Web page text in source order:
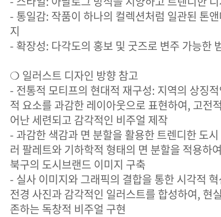
- 통일감: 작품이 하나의 컬렉션처럼 일관된 톤
지
- 확장성: 다각도의 홍보 및 굿즈로 변주 가능한
❍ 일러스트 디자인 방향 참고
- 전통적 모티프의 현대적 재구성: 지역의 상징
적 요소를 과감한 레이아웃으로 표현하여, 고전
어난 세련되고 감각적인 비주얼 제작
- 과감한 색감과 면 분할을 활용한 트렌디한 도
러 팔레트와 기하학적 형태의 면 분할을 적용하
북구의 도시브랜드 이미지 구축
- 실사 이미지와 그래픽의 결합을 통한 시각적
전경 사진과 감각적인 일러스트를 합성하여, 현
존하는 독창적 비주얼 구현